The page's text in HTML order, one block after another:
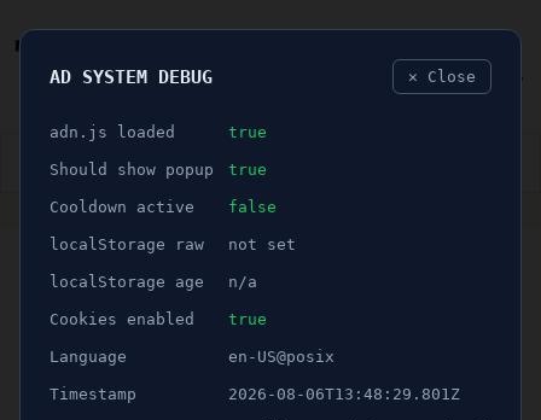
👮🏻‍♂️ BLÅLJUS ÅSIKTER SPORT
ANNONS
SENASTE NYTT:
Kommunen avslöjas för att
bryta mot lagen
AD SYSTEM DEBUG ✕ Close
adn.js loaded true
Should show popup true
Cooldown active false
localStorage raw not set
localStorage age n/a
Cookies enabled true
Language en-US@posix
Timestamp 2026-08-06T13:48:29.801Z